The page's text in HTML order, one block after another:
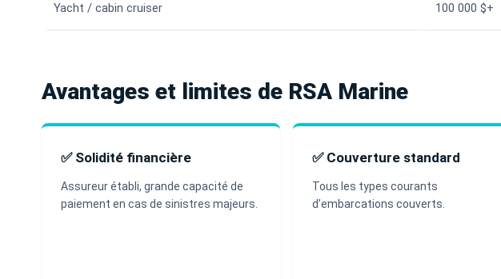
Yacht / cabin cruiser 100 000 $+
Avantages et limites de RSA Marine
✅ Solidité financière
Assureur établi, grande capacité de
paiement en cas de sinistres majeurs.
✅ Couverture standard
Tous les types courants
d’embarcations couverts.